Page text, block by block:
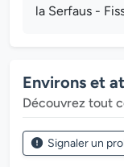
la Serfaus -
Environs et
Découvrez tout
Signaler un